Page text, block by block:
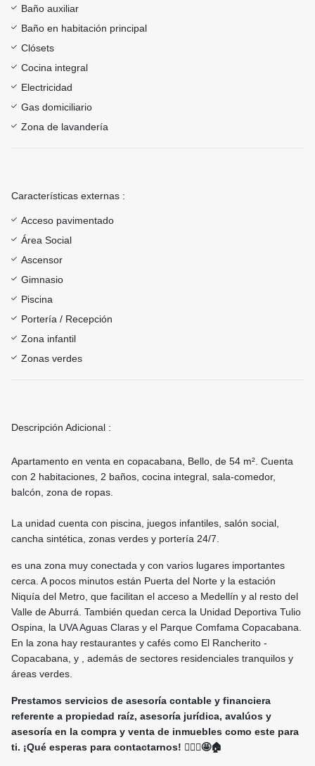
Baño auxiliar
Baño en habitación principal
Clósets
Cocina integral
Electricidad
Gas domiciliario
Zona de lavandería
Características externas :
Acceso pavimentado
Área Social
Ascensor
Gimnasio
Piscina
Portería / Recepción
Zona infantil
Zonas verdes
Descripción Adicional :
Apartamento en venta en copacabana, Bello, de 54 m². Cuenta
con 2 habitaciones, 2 baños, cocina integral, sala-comedor,
balcón, zona de ropas.
La unidad cuenta con piscina, juegos infantiles, salón social,
cancha sintética, zonas verdes y portería 24/7.
es una zona muy conectada y con varios lugares importantes
cerca. A pocos minutos están Puerta del Norte y la estación
Niquía del Metro, que facilitan el acceso a Medellín y al resto del
Valle de Aburrá. También quedan cerca la Unidad Deportiva Tulio
Ospina, la UVA Aguas Claras y el Parque Comfama Copacabana.
En la zona hay restaurantes y cafés como El Rancherito -
Copacabana, y , además de sectores residenciales tranquilos y
áreas verdes.
Prestamos servicios de asesoría contable y financiera
referente a propiedad raíz, asesoría jurídica, avalúos y
asesoría en la compra y venta de inmuebles como este para
ti. ¡Qué esperas para contactarnos! 🙋🏻‍♀️🤩🏠